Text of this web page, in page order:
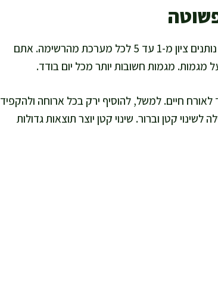
אני מציעה לכם לבחור יום קבוע בשבוע ולרשום חמש דקות. אתם נותנים ציון מ-1 עד 5 לכל מערכת מהרשימה. אתם
מגמות חשובות יותר מכל יום בודד.
חיים. למשל, להוסיף ירק בכל ארוחה ולהקפיד
קטן וברור. שינוי קטן יוצר תוצאות גדולות